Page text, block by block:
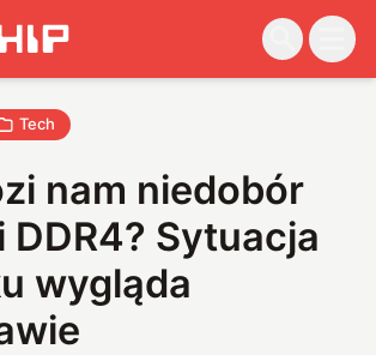
Tech
nam niedobór
DDR4? Sytuacja
wygląda